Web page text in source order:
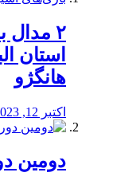
استان
هانگژو
اکتبر 12, 2023
دومین